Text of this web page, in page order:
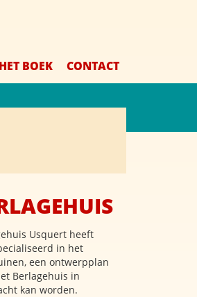
HET BOEK CONTACT
Usquert heeft
in het
een ontwerpplan
Berlagehuis in
kan worden.